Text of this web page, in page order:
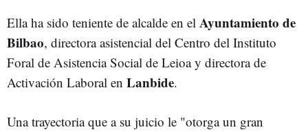
Ella ha sido teniente de alcalde en el Ayuntamiento de
Bilbao, directora asistencial del Centro del Instituto
Foral de Asistencia Social de Leioa y directora de
Activación Laboral en Lanbide.
Una trayectoria que a su juicio le "otorga un gran